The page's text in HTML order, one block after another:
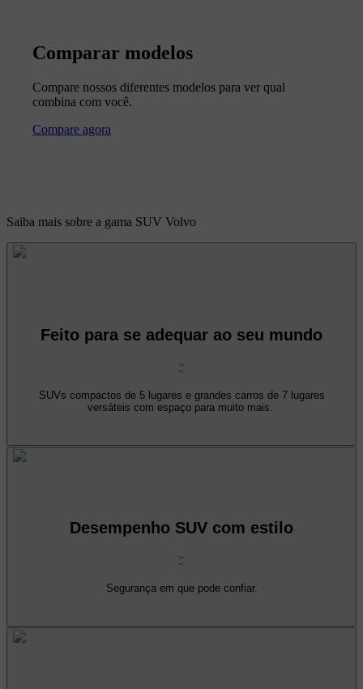
Comparar modelos
Compare nossos diferentes modelos para ver qual
combina com você.
Compare agora
Saiba mais sobre a gama SUV Volvo
Feito para se adequar ao seu mundo
SUVs compactos de 5 lugares e grandes carros de 7 lugares
versáteis com espaço para muito mais.
Desempenho SUV com estilo
Segurança em que pode confiar.